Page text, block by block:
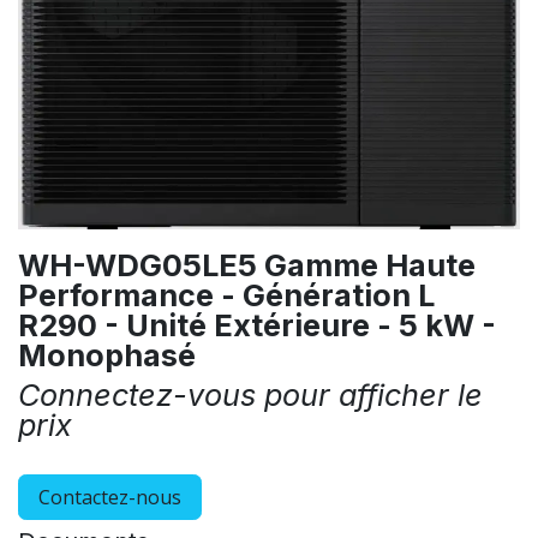
WH-WDG05LE5 Gamme Haute
Performance - Génération L
R290 - Unité Extérieure - 5 kW -
Monophasé
Connectez-vous pour afficher le
prix
Contactez-nous